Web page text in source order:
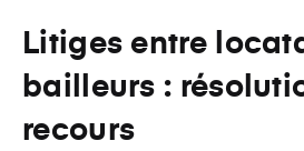
Litiges entre
bailleurs :
recours